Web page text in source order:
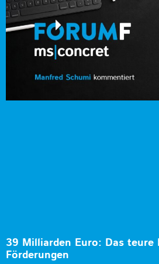
39 Milliarden Euro: Das teure
Förderungen